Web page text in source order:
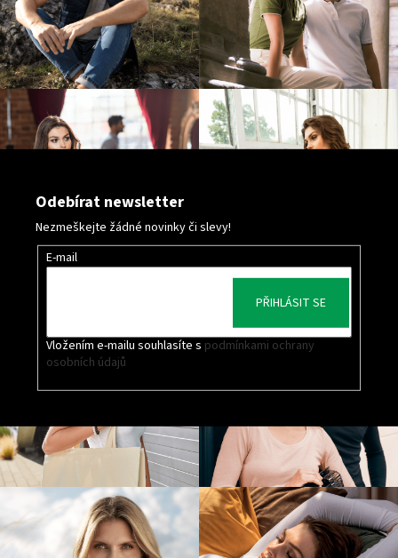
Odebírat newsletter
Nezmeškejte žádné novinky či slevy!
E-mail
Vložením e-mailu souhlasíte s podmínkami ochrany
osobních údajů
PŘIHLÁSIT SE